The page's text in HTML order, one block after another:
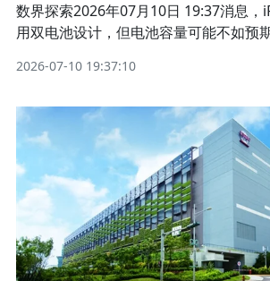
数界探索2026年07月10日 19:37消息
用双电池设计，但电池容量可能不如预期
2026-07-10 19:37:10